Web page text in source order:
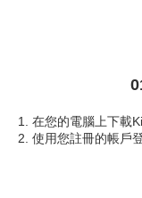
1. 在您的電腦上下載
2. 使用您註冊的帳戶登